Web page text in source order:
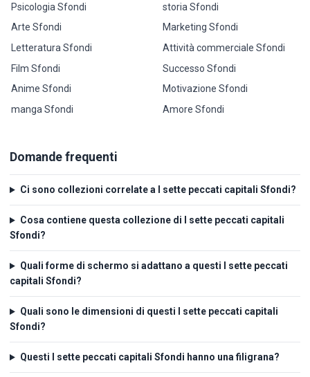
Psicologia Sfondi
Arte Sfondi
Letteratura Sfondi
Film Sfondi
Anime Sfondi
manga Sfondi
storia Sfondi
Marketing Sfondi
Attività commerciale Sfondi
Successo Sfondi
Motivazione Sfondi
Amore Sfondi
Domande frequenti
Ci sono collezioni correlate a I sette peccati capitali Sfondi?
Cosa contiene questa collezione di I sette peccati capitali
Sfondi?
Quali forme di schermo si adattano a questi I sette peccati
capitali Sfondi?
Quali sono le dimensioni di questi I sette peccati capitali
Sfondi?
Questi I sette peccati capitali Sfondi hanno una filigrana?